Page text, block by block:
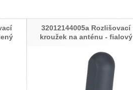
32012144005a Rozlišovací
kroužek na anténu - fialový